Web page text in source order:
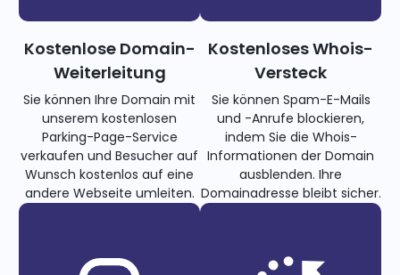
Kostenlose Domain-
Weiterleitung
Sie können Ihre Domain mit
unserem kostenlosen
Parking-Page-Service
verkaufen und Besucher auf
Wunsch kostenlos auf eine
andere Webseite umleiten.
Kostenloses Whois-
Versteck
Sie können Spam-E-Mails
und -Anrufe blockieren,
indem Sie die Whois-
Informationen der Domain
ausblenden. Ihre
Domainadresse bleibt sicher.